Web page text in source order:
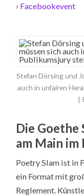
› Facebookevent
Stefan Dörsing und
auch in unfairen
Die Goethe
am Main im
Poetry Slam ist in
ein Format mit
Reglement.